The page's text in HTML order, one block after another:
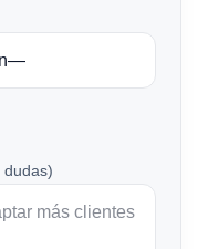
dudas)